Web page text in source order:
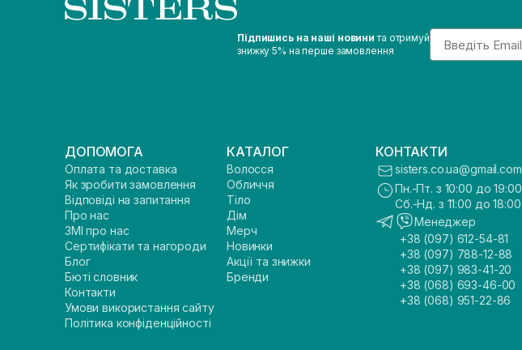
Підпишись на наші новини та отримуй
знижку 5% на перше замовлення
Email
ДОПОМОГА
Оплата та доставка
Як зробити замовлення
Відповіді на запитання
Про нас
ЗМІ про нас
Сертифікати та нагороди
Блог
Бюті словник
Контакти
Умови використання сайту
Політика конфіденційності
КАТАЛОГ
Волосся
Обличчя
Тіло
Дім
Мерч
Новинки
Акції та знижки
Бренди
КОНТАКТИ
sisters.co.ua@gmail.com
Пн.-Пт. з 10:00 до 19:00
Сб.-Нд. з 11:00 до 18:00
Менеджер
+38 (097) 612-54-81
+38 (097) 788-12-88
+38 (097) 983-41-20
+38 (068) 693-46-00
+38 (068) 951-22-86